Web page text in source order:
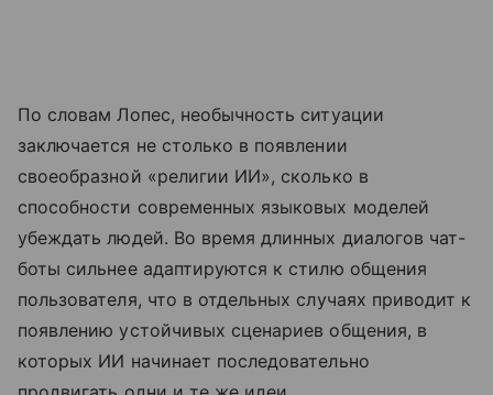
По словам Лопес, необычность ситуации
заключается не столько в появлении
своеобразной «религии ИИ», сколько в
способности современных языковых моделей
убеждать людей. Во время длинных диалогов чат-
боты сильнее адаптируются к стилю общения
пользователя, что в отдельных случаях приводит к
появлению устойчивых сценариев общения, в
которых ИИ начинает последовательно